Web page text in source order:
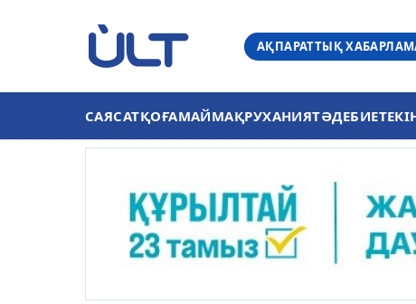
АҚПАРАТТЫҚ
САЯСАТҚОҒАМАЙМАҚРУХАНИЯТӘДЕБИЕТ